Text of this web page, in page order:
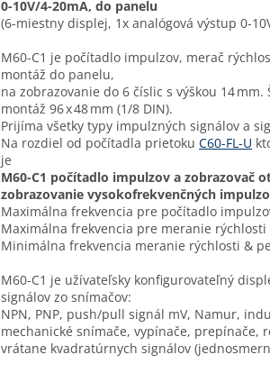
0-10V/4-20mA, do panelu
(6-miestny displej, 1x analógová výstup 0-
M60-C1 je počítadlo impulzov, merač
montáž do panelu,
na zobrazovanie do 6 číslic s výškou 14
montáž 96 x 48 mm (1/8 DIN).
Prijíma všetky typy impulzných signálov a
Na rozdiel od počítadla prietoku C60-FL-U
je
M60-C1 počítadlo impulzov a zobrazovač
zobrazovanie vysokofrekvenčných
Maximálna frekvencia pre počítadlo
Maximálna frekvencia pre meranie rýchlosti
Minimálna frekvencia meranie rýchlosti &
M60-C1 je užívateľsky konfigurovateľný
signálov zo snímačov:
NPN, PNP, push/pull signál mV, Namur,
mechanické snímače, vypínače, prepínače,
vrátane kvadratúrnych signálov